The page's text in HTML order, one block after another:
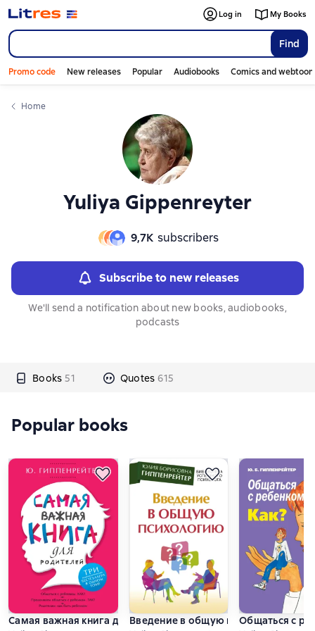
Find
Log in My Books
Promo code New releases Popular Audiobooks Comics and
Home
Yuliya Gippenreyter
9,7К subscribers
Subscribe to new releases
We'll send a notification about new books, audiobooks,
podcasts
Books 51 Quotes 615
Слайдер с книгами
Popular books
Самая важная книга для родителейВведение в общую психологию:
Общаться с
Слайдер с книгами